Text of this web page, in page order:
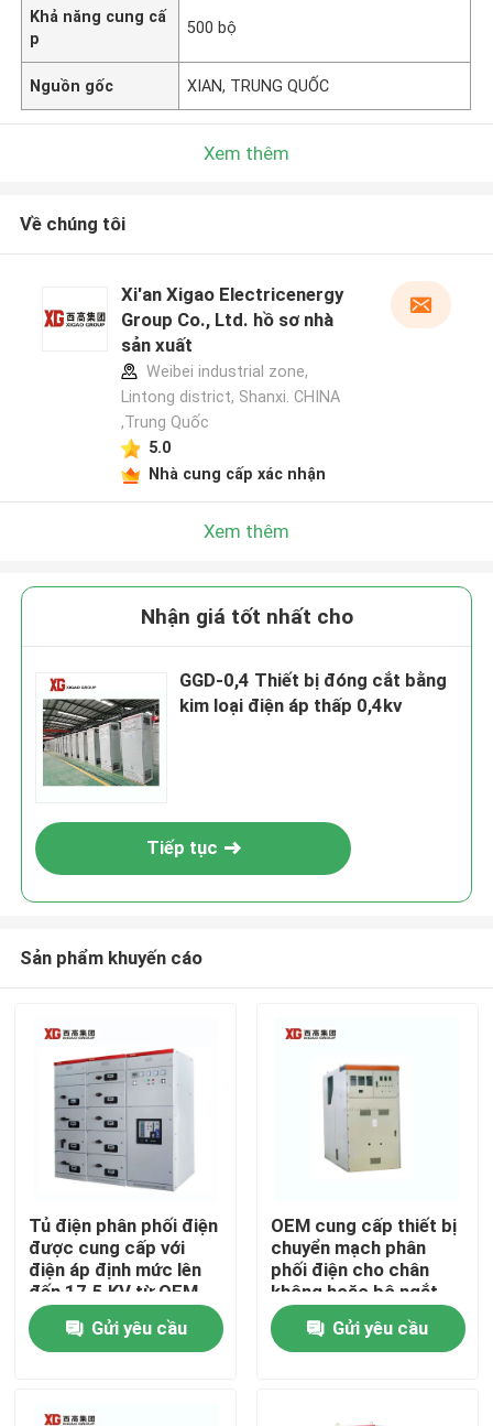
Trang Chủ
Các sản phẩm
Về chúng tôi
Khả năng cung cấ
p
500 bộ
Nguồn gốc XIAN, TRUNG QUỐC
Xem thêm
Về chúng tôi
Xi'an Xigao Electricenergy
Group Co., Ltd. hồ sơ nhà
sản xuất
Weibei industrial zone,
Lintong district, Shanxi. CHINA
,Trung Quốc
5.0
Nhà cung cấp xác nhận
Xem thêm
Nhận giá tốt nhất cho
GGD-0,4 Thiết bị đóng cắt bằng
kim loại điện áp thấp 0,4kv
Tiếp tục
Sản phẩm khuyến cáo
Tủ điện phân phối điện
được cung cấp với
điện áp định mức lên
đến 17.5 KV từ OEM
Gửi yêu cầu
OEM cung cấp thiết bị
chuyển mạch phân
phối điện cho chân
không hoặc bộ ngắt
mạch SF6 và nhiệt độ
xung quanh -5C- 40C
Gửi yêu cầu